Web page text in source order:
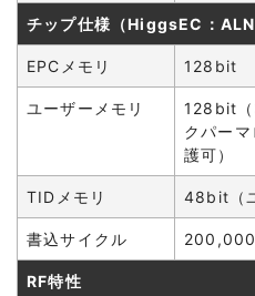
チップ仕様（HiggsEC：
EPCメモリ 128bit
ユーザーメモリ
128bit（
クパー
護可）
TIDメモリ 48bit（
書込サイクル
RF特性